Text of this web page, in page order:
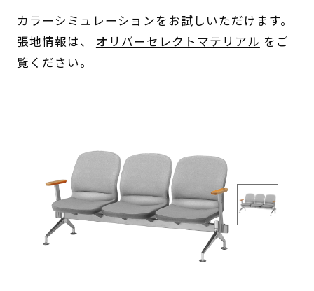
カラーシミュレーションをお試しいただけます。
張地情報は、 オリバーセレクトマテリアル をご
覧ください。